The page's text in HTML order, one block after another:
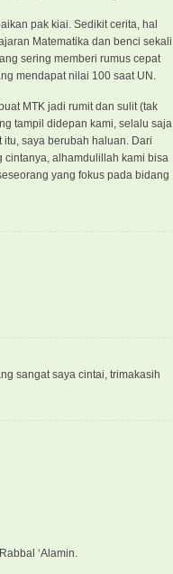
pak kiai. Sedikit cerita, hal
Matematika dan benci sekali
sering memberi rumus cepat
mendapat nilai 100 saat UN.
MTK jadi rumit dan sulit (tak
tampil didepan kami, selalu saja
saya berubah haluan. Dari
cintanya, alhamdulillah kami bisa
yang fokus pada bidang
sangat saya cintai, trimakasih
‘Alamin.